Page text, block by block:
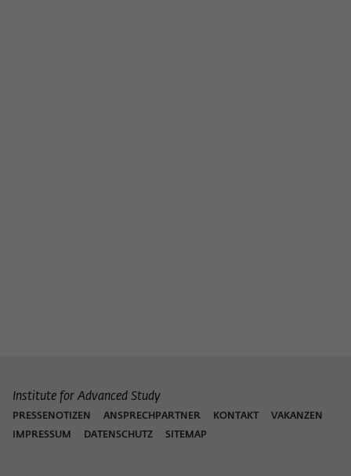
Institute for Advanced Study
PRESSENOTIZEN ANSPRECHPARTNER KONTAKT
VAKANZEN
IMPRESSUM
DATENSCHUTZ SITEMAP